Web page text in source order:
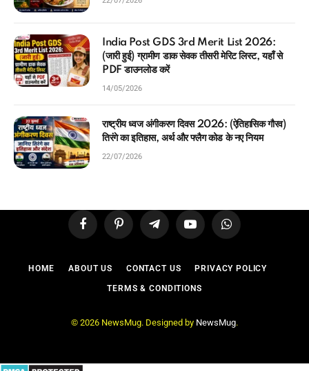
India Post GDS 3rd Merit List 2026:
(जारी हुई) ग्रामीण डाक सेवक तीसरी मेरिट लिस्ट, यहाँ से
PDF डाउनलोड करें
14/05/2026
राष्ट्रीय ध्वज अंगीकरण दिवस 2026: (ऐतिहासिक गौरव)
तिरंगे का इतिहास, अर्थ और फ्लैग कोड के नए नियम
22/07/2026
FacebookPinterest TelegramYouTubeWhatsApp
HOME ABOUT US CONTACT US PRIVACY POLICY
TERMS & CONDITIONS
© 2026 NewsMug. Designed by NewsMug.